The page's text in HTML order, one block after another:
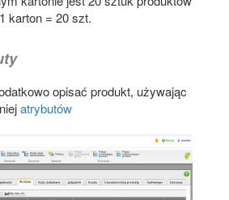
karton = 20 szt.
opisać produkt, używając
atrybutów